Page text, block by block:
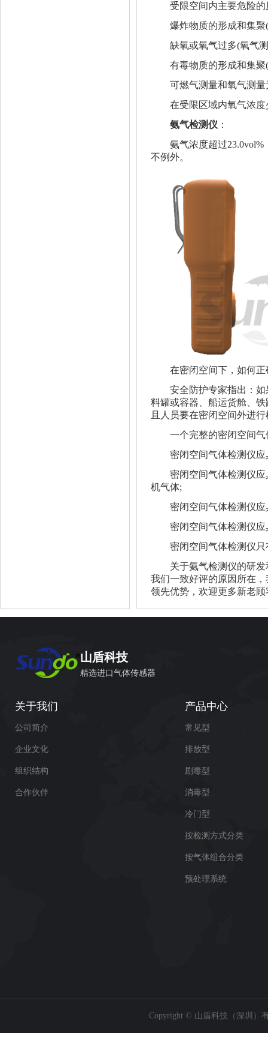
受限空间内主要危险的
爆炸物质的形成和集聚(
缺氧或氧气过多(氧气
有毒物质的形成和集聚(
可燃气测量和氧气测量
在受限区域内氧气浓度
氨气检测仪 ：
氨气浓度超过23.0vol%
不例外。
在密闭空间下，如何正
安全防护专家指出：如
料罐或容器、船运货舱、
且人员要在密闭空间外进
一个完整的密闭空间气
密闭空间气体检测仪应
密闭空间气体检测仪应
机气体;
密闭空间气体检测仪应
密闭空间气体检测仪应
密闭空间气体检测仪只
关于氨气检测仪的研发
我们一致好评的原因所在
领先优势，欢迎更多新老顾
山盾科技
精选进口气体传感器
关于我们
公司简介
企业文化
组织结构
合作伙伴
产品中心
常见型
排放型
剧毒型
消毒型
冷门型
按检测方式分类
按气体组合分类
预处理系统
Copyright © 山盾科技（深圳）